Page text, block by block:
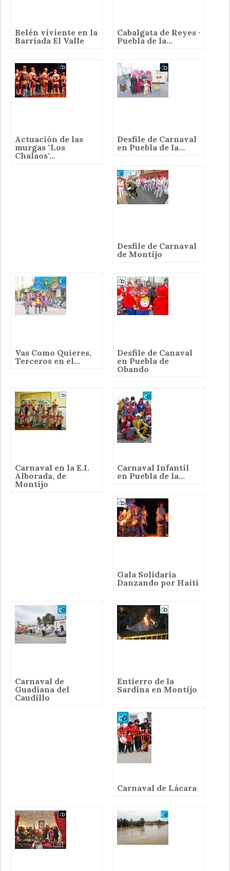
Belén viviente en la
Barriada El Valle
Cabalgata de Reyes ·
Puebla de la...
Actuación de las
murgas "Los
Chalaos"...
Desfile de Carnaval
en Puebla de la...
Desfile de Carnaval
de Montijo
Vas Como Quieres,
Terceros en el...
Desfile de Canaval
en Puebla de
Obando
Carnaval en la E.I.
Alborada, de
Montijo
Carnaval Infantil
en Puebla de la...
Gala Solidaria
Danzando por Haití
Carnaval de
Guadiana del
Caudillo
Entierro de la
Sardina en Montijo
Carnaval de Lácara